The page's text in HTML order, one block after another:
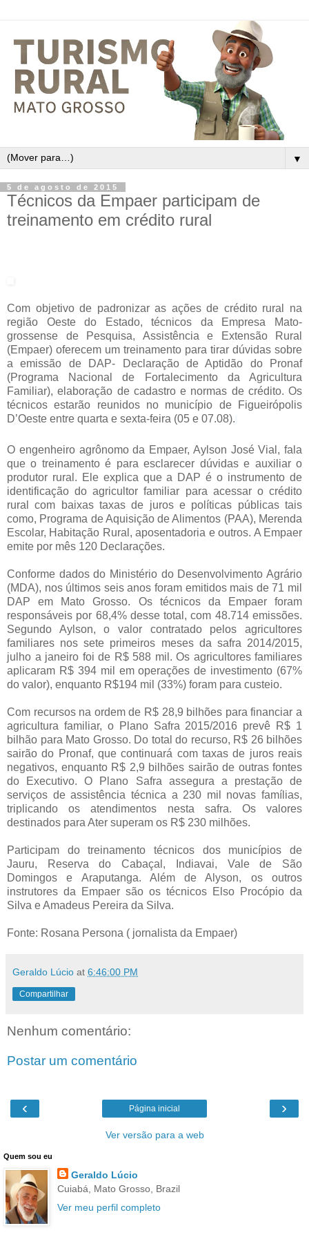
▼
5 de agosto de 2015
Técnicos da Empaer participam de
treinamento em crédito rural
Com objetivo de padronizar as ações de crédito rural na
região Oeste do Estado, técnicos da Empresa Mato-
grossense de Pesquisa, Assistência e Extensão Rural
(Empaer) oferecem um treinamento para tirar dúvidas sobre
a emissão de DAP- Declaração de Aptidão do Pronaf
(Programa Nacional de Fortalecimento da Agricultura
Familiar), elaboração de cadastro e normas de crédito. Os
técnicos estarão reunidos no município de Figueirópolis
D’Oeste entre quarta e sexta-feira (05 e 07.08).
O engenheiro agrônomo da Empaer, Aylson José Vial, fala
que o treinamento é para esclarecer dúvidas e auxiliar o
produtor rural. Ele explica que a DAP é o instrumento de
identificação do agricultor familiar para acessar o crédito
rural com baixas taxas de juros e políticas públicas tais
como, Programa de Aquisição de Alimentos (PAA), Merenda
Escolar, Habitação Rural, aposentadoria e outros. A Empaer
emite por mês 120 Declarações.
Conforme dados do Ministério do Desenvolvimento Agrário
(MDA), nos últimos seis anos foram emitidos mais de 71 mil
DAP em Mato Grosso. Os técnicos da Empaer foram
responsáveis por 68,4% desse total, com 48.714 emissões.
Segundo Aylson, o valor contratado pelos agricultores
familiares nos sete primeiros meses da safra 2014/2015,
julho a janeiro foi de R$ 588 mil. Os agricultores familiares
aplicaram R$ 394 mil em operações de investimento (67%
do valor), enquanto R$194 mil (33%) foram para custeio.
Com recursos na ordem de R$ 28,9 bilhões para financiar a
agricultura familiar, o Plano Safra 2015/2016 prevê R$ 1
bilhão para Mato Grosso. Do total do recurso, R$ 26 bilhões
sairão do Pronaf, que continuará com taxas de juros reais
negativos, enquanto R$ 2,9 bilhões sairão de outras fontes
do Executivo. O Plano Safra assegura a prestação de
serviços de assistência técnica a 230 mil novas famílias,
triplicando os atendimentos nesta safra. Os valores
destinados para Ater superam os R$ 230 milhões.
Participam do treinamento técnicos dos municípios de
Jauru, Reserva do Cabaçal, Indiavai, Vale de São
Domingos e Araputanga. Além de Alyson, os outros
instrutores da Empaer são os técnicos Elso Procópio da
Silva e Amadeus Pereira da Silva.
Fonte: Rosana Persona ( jornalista da Empaer)
Geraldo Lúcio at 6:46:00 PM
Compartilhar
Nenhum comentário:
Postar um comentário
‹ ›
Página inicial
Ver versão para a web
Quem sou eu
Geraldo Lúcio
Cuiabá, Mato Grosso, Brazil
Ver meu perfil completo